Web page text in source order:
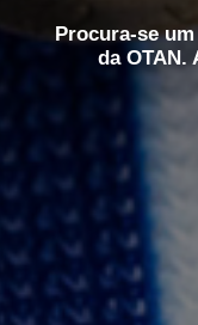
Procura-se
da OTAN.